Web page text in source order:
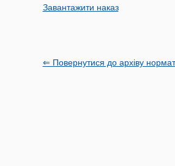
Завантажити наказ
⇐ Повернутися до архіву